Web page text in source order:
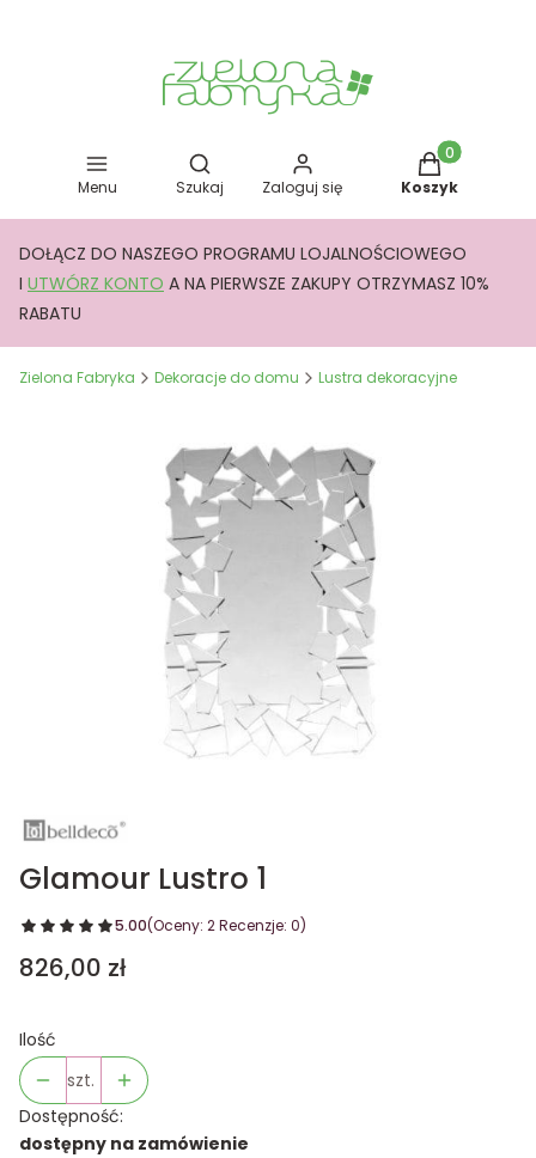
Menu
Otwórz wyszukiwarkę
Szukaj Zaloguj się
Produkty w
Koszyk
DOŁĄCZ DO NASZEGO PROGRAMU LOJALNOŚCIOWEGO
I UTWÓRZ KONTO A NA PIERWSZE ZAKUPY OTRZYMASZ 10%
RABATU
Zielona Fabryka Dekoracje do domu Lustra dekoracyjne
Glamour Lustro 1
5.00(Oceny: 2 Recenzje: 0)
Cena
826,00 zł
Ilość
szt.
Dostępność:
dostępny na zamówienie